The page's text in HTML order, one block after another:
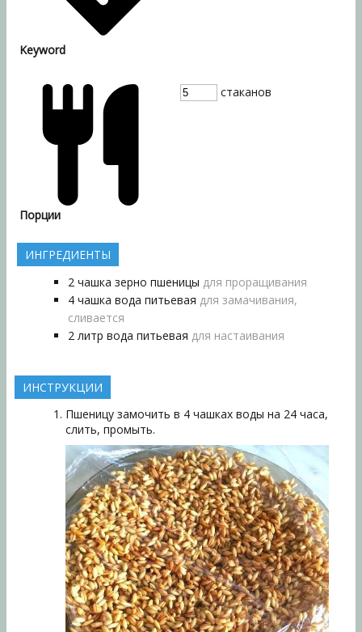
Keyword
Порции
стаканов
ИНГРЕДИЕНТЫ
2 чашка зерно пшеницы для проращивания
4 чашка вода питьевая для замачивания,
сливается
2 литр вода питьевая для настаивания
ИНСТРУКЦИИ
Пшеницу замочить в 4 чашках воды на 24 часа,
слить, промыть.